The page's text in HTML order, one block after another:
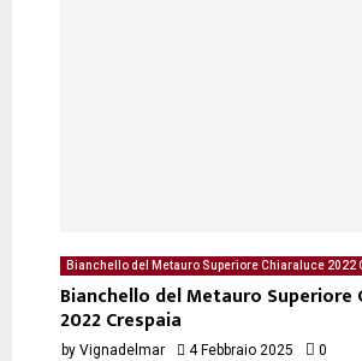
Bianchello del Metauro Superiore Chiaraluce 2022
Bianchello del Metauro Superiore
2022 Crespaia
by Vignadelmar 4 Febbraio 2025 0